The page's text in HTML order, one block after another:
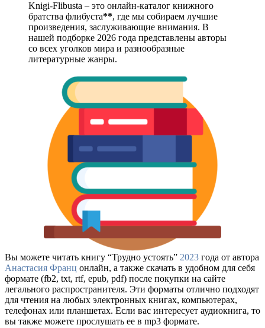
Knigi-Flibusta – это онлайн-каталог книжного
братства флибуста**, где мы собираем лучшие
произведения, заслуживающие внимания. В
нашей подборке 2026 года представлены авторы
со всех уголков мира и разнообразные
литературные жанры.
Вы можете читать книгу “Трудно устоять” 2023 года от автора
Анастасия Франц онлайн, а также скачать в удобном для себя
формате (fb2, txt, rtf, epub, pdf) после покупки на сайте
легального распространителя. Эти форматы отлично подходят
для чтения на любых электронных книгах, компьютерах,
телефонах или планшетах. Если вас интересует аудиокнига, то
вы также можете прослушать ее в mp3 формате.